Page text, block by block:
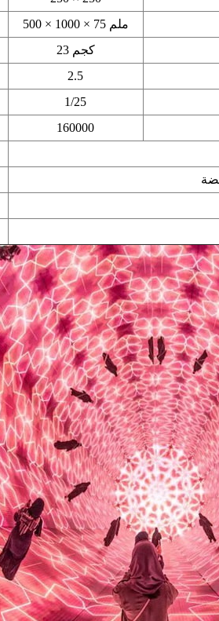
500 × 1000 × 75 ملم
23 كجم
2.5
1/25
160000